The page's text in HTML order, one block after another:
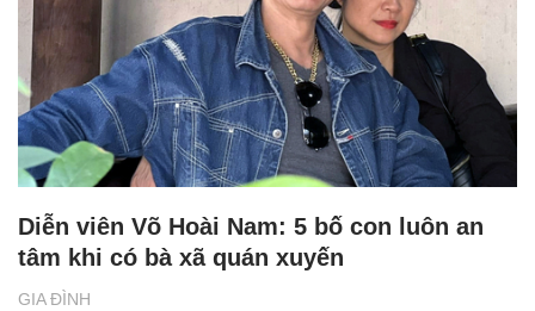
GIA ĐÌNH
Diễn viên Võ Hoài Nam: 5 bố con luôn an
tâm khi có bà xã quán xuyến